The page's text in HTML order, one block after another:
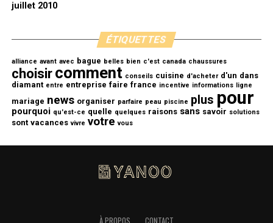
juillet 2010
ÉTIQUETTES
alliance avant avec bague belles bien c'est canada chaussures
choisir comment conseils cuisine d'acheter d'un dans
diamant entre entreprise faire france incentive informations ligne
mariage news organiser parfaire peau piscine plus pour
pourquoi qu'est-ce quelle quelques raisons sans savoir solutions
sont vacances vivre votre vous
À PROPOS CONTACT